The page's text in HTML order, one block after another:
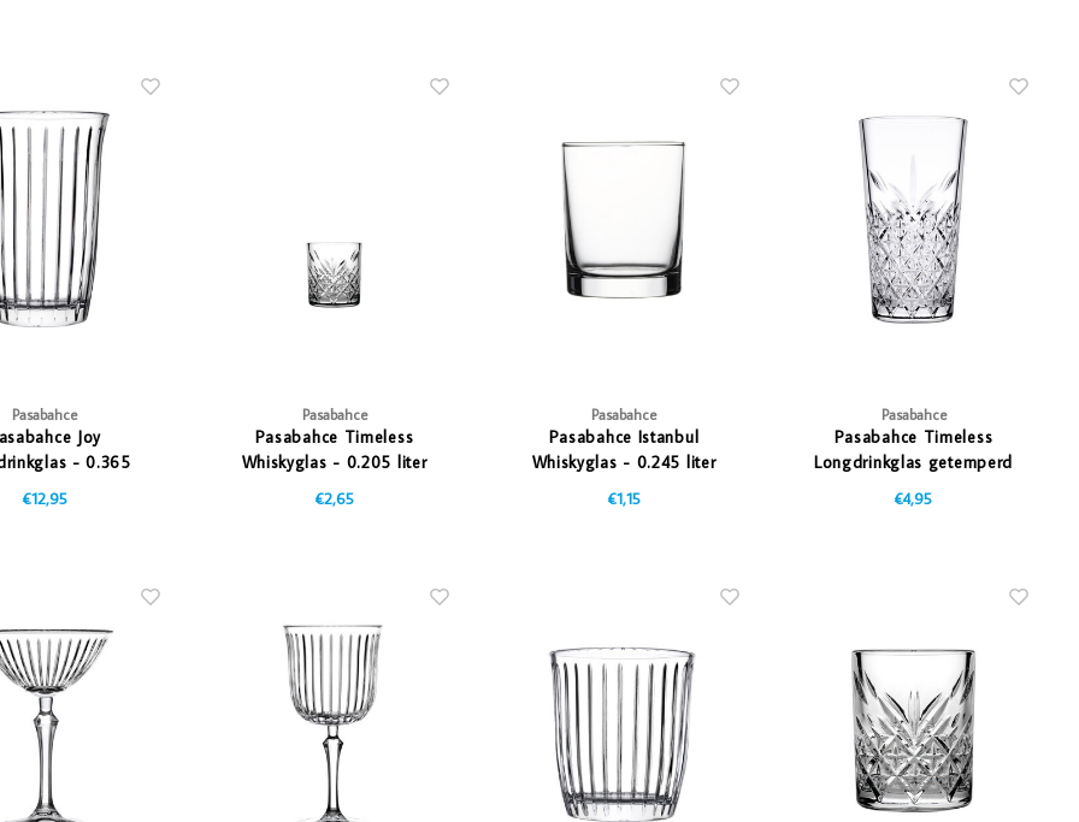
Pasabahce
Joy
- 0.365
liter
€12,95
Pasabahce
Pasabahce Timeless
Whiskyglas - 0.205 liter
€2,65
Pasabahce
Pasabahce Istanbul
Whiskyglas - 0.245 liter
€1,15
Pasabahce
Pasabahce Timeless
Longdrinkglas getemperd
- 0.36Ltr - Stapelbaar
€4,95